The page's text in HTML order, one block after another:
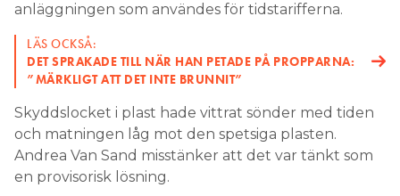
anläggningen som användes för tidstarifferna.
LÄS OCKSÅ:
DET SPRAKADE TILL NÄR HAN PETADE PÅ PROPPARNA:
”MÄRKLIGT ATT DET INTE BRUNNIT”
Skyddslocket i plast hade vittrat sönder med tiden
och matningen låg mot den spetsiga plasten.
Andrea Van Sand misstänker att det var tänkt som
en provisorisk lösning.